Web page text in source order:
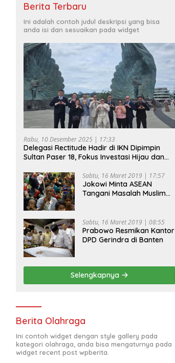
Berita Terbaru
Ini adalah contoh judul deskripsi yang bisa
anda isi dan sesuaikan pada widget
Rabu, 10 Desember 2025 | 17:33
Delegasi Rectitude Hadir di IKN Dipimpin
Sultan Paser 18, Fokus Investasi Hijau dan
Sabtu, 16 Maret 2019 | 17:57
Jokowi Minta ASEAN
Tangani Masalah Muslim
Sabtu, 16 Maret 2019 | 08:55
Prabowo Resmikan Kantor
DPD Gerindra di Banten
Selengkapnya
Berita Olahraga
Ini contoh widget dengan style gallery pada
kategori olahraga, anda bisa mengaturnya pada
widget recent post wpberita.